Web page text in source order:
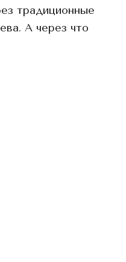
традиционные
А через что